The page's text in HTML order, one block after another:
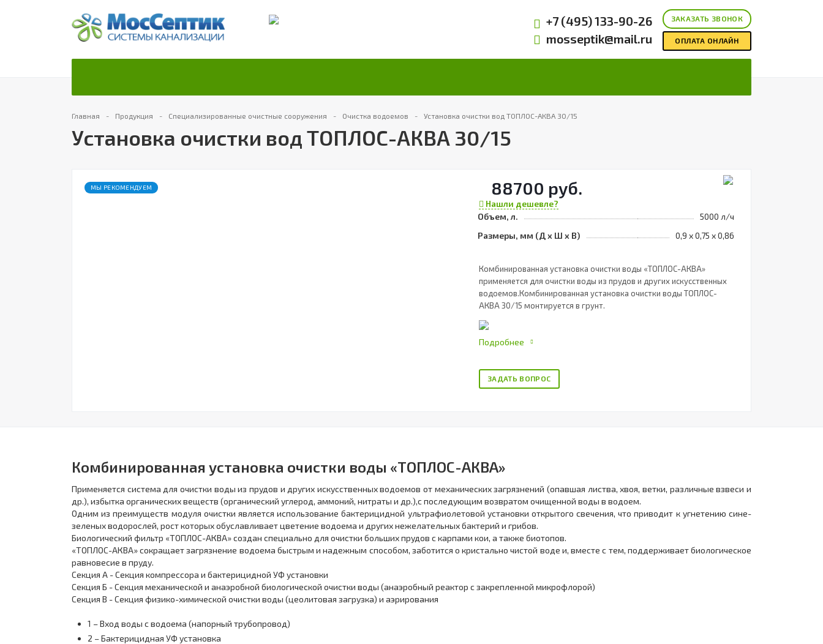
ЗАКАЗАТЬ ЗВОНОК
ОПЛАТА ОНЛАЙН
+7 (495) 133-90-26
mosseptik@mail.ru
Главная Продукция Специализированные очистные сооружения Очистка водоемов Установка очистки вод ТОПЛОС-АКВА 30/15
Установка очистки вод ТОПЛОС-АКВА 30/15
МЫ РЕКОМЕНДУЕМ 88700 руб.
Нашли дешевле?
Объем, л.
5000 л/ч
Размеры, мм (Д х Ш х В)
0,9 x 0,75 x 0,86
Комбинированная установка очистки воды «ТОПЛОС-АКВА»
применяется для очистки воды из прудов и других искусственных
водоемов.Комбинированная установка очистки воды ТОПЛОС-
АКВА 30/15 монтируется в грунт.
Подробнее
ЗАДАТЬ ВОПРОС
Комбинированная установка очистки воды «ТОПЛОС-АКВА»
Применяется система для очистки воды из прудов и других искусственных водоемов от механических загрязнений (опавшая листва, хвоя, ветки, различные взвеси и
др.), избытка органических веществ (органический углерод, аммоний, нитраты и др.),с последующим возвратом очищенной воды в водоем.
Одним из преимуществ модуля очистки является использование бактерицидной ультрафиолетовой установки открытого свечения, что приводит к угнетению сине-
зеленых водорослей, рост которых обуславливает цветение водоема и других нежелательных бактерий и грибов.
Биологический фильтр «ТОПЛОС-АКВА» создан специально для очистки больших прудов с карпами кои, а также биотопов.
«ТОПЛОС-АКВА» сокращает загрязнение водоема быстрым и надежным способом, заботится о кристально чистой воде и, вместе с тем, поддерживает биологическое
равновесие в пруду.
Секция А - Секция компрессора и бактерицидной УФ установки
Секция Б - Секция механической и анаэробной биологической очистки воды (анаэробный реактор с закрепленной микрофлорой)
Секция В - Секция физико-химической очистки воды (цеолитовая загрузка) и аэрирования
1 – Вход воды с водоема (напорный трубопровод)
2 – Бактерицидная УФ установка